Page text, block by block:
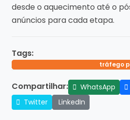
desde o aquecimento até o
anúncios para cada etapa.
Tags:
tráfego pago
anúncios no
campanhas pagas
social
publicidade
marketing
tráfego
Compartilhar: WhatsApp
Twitter
LinkedIn